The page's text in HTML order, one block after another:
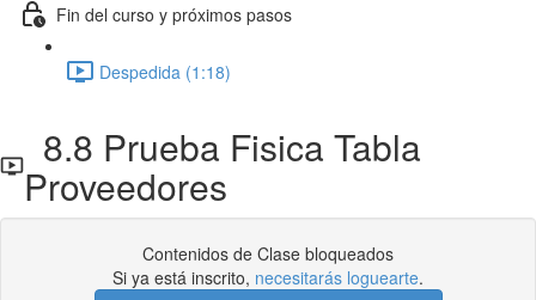
Fin del curso y próximos pasos
Despedida (1:18)
8.8 Prueba Fisica Tabla
Proveedores
Contenidos de Clase bloqueados
Si ya está inscrito, necesitarás loguearte.